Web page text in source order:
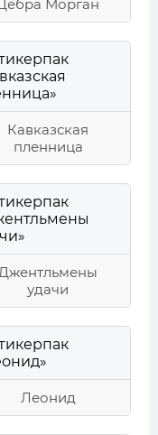
Морган
Кавказская
пленница
удачи
Леонид